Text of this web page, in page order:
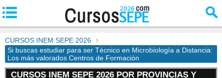
CURSOS INEM SEPE 2026
Si buscas estudiar para ser Técnico en Microbiología a Distancia:
Los más valorados Centros de Formación
CURSOS INEM SEPE 2026 POR PROVINCIAS Y